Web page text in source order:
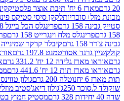
פלסטיק
קינדר דגנים
לקקן סיסי סטיקס פינגווין תות 9 גרם
פרינגלס הכל בייגל 158 גרם
מלח וינגרייט 158 גרם
פרינגלס ראנץ' 158
קיבלר קרקר שמינייה קלאב צ'דר 311 גרם
197.8 גרם
12 יח' 331.2 גרם
12 יח' 441.6 גרם
ממתק אבקה
נוטלה 200 גרם
גולון טווינס ללא ת.סוכר
250ג'
גולון דיאג'סטיב מוזלי 365ג'